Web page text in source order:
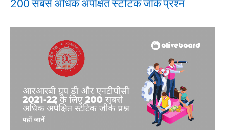
200 सबसे अधिक अपेक्षित स्टेटिक जीके प्रश्न